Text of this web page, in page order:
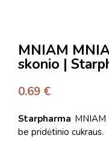
MNIAM
skonio |
0.69 €
Starpharma MNIAM
be pridėtinio cukraus.